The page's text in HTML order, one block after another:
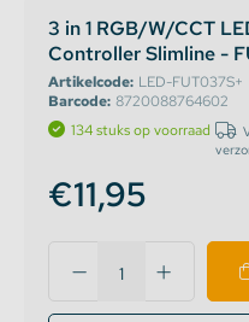
Custom neon sign
Neon LED strip
3 in 1 RGB/W/CCT
Controller Slimline -
Artikelcode: LED-FUT037S+
Barcode: 8720088764602
134 stuks op voorraad
€11,95